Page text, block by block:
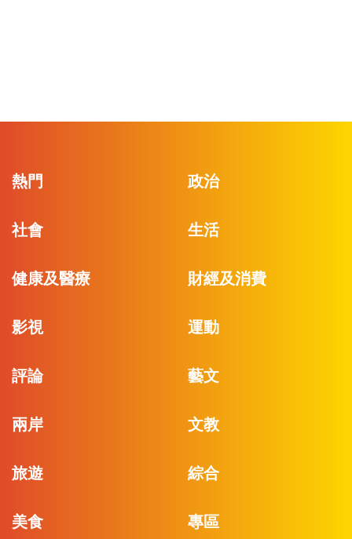
熱門 政治
社會 生活
健康及醫療 財經及消費
影視 運動
評論 藝文
兩岸 文教
旅遊 綜合
美食 專區